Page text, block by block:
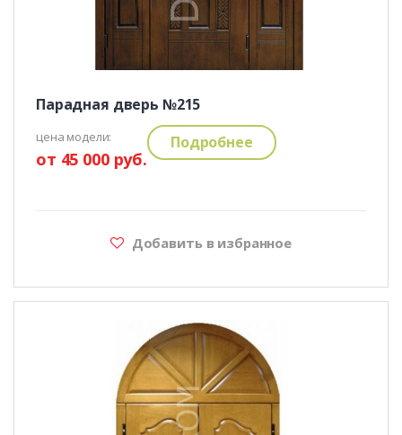
Парадная дверь №215
цена модели:
от 45 000 руб.
Подробнее
Добавить в избранное